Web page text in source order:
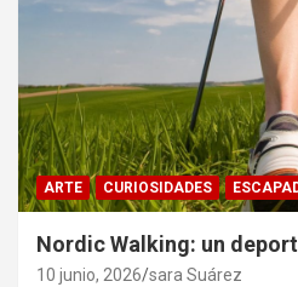
ARTE CURIOSIDADES
Nordic Walking: un
10 junio, 2026 sara Suárez